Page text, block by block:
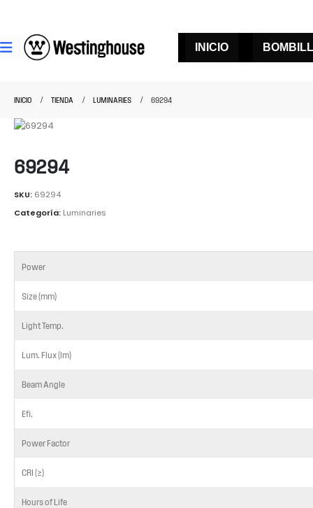
INICIO
INICIO TIENDA LUMINARIES 69294
69294
SKU: 69294
Categoría: Luminaries
Power
Size (mm)
Light Temp.
Lum. Flux (lm)
Beam Angle
Efi.
Power Factor
CRI (≥)
Hours of Life